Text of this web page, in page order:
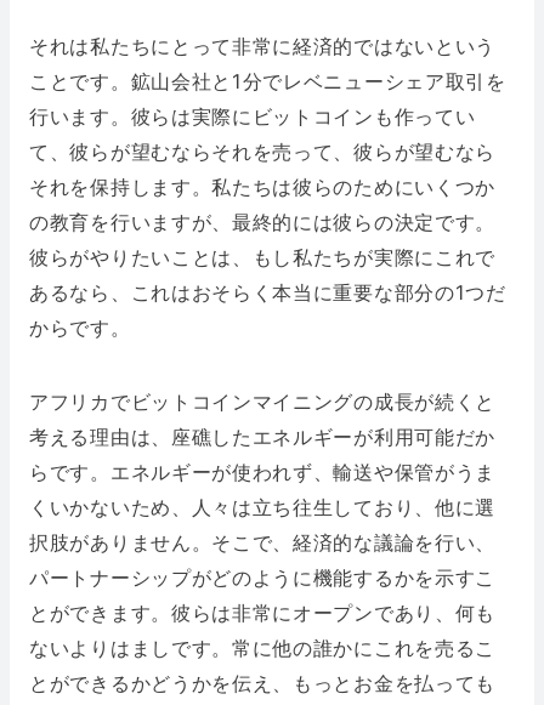
それは私たちにとって非常に経済的ではないという
ことです。鉱山会社と1分でレベニューシェア取引を
行います。彼らは実際にビットコインも作ってい
て、彼らが望むならそれを売って、彼らが望むなら
それを保持します。私たちは彼らのためにいくつか
の教育を行いますが、最終的には彼らの決定です。
彼らがやりたいことは、もし私たちが実際にこれで
あるなら、これはおそらく本当に重要な部分の1つだ
からです。
アフリカでビットコインマイニングの成長が続くと
考える理由は、座礁したエネルギーが利用可能だか
らです。エネルギーが使われず、輸送や保管がうま
くいかないため、人々は立ち往生しており、他に選
択肢がありません。そこで、経済的な議論を行い、
パートナーシップがどのように機能するかを示すこ
とができます。彼らは非常にオープンであり、何も
ないよりはましです。常に他の誰かにこれを売るこ
とができるかどうかを伝え、もっとお金を払っても